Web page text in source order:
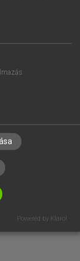
Powered by Klaro!